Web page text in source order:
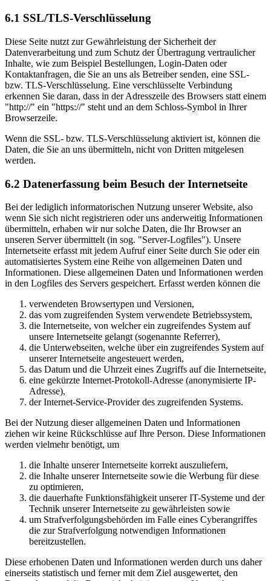
6.1 SSL/TLS-Verschlüsselung
Diese Seite nutzt zur Gewährleistung der Sicherheit der
Datenverarbeitung und zum Schutz der Übertragung vertraulicher
Inhalte, wie zum Beispiel Bestellungen, Login-Daten oder
Kontaktanfragen, die Sie an uns als Betreiber senden, eine SSL-
bzw. TLS-Verschlüsselung. Eine verschlüsselte Verbindung
erkennen Sie daran, dass in der Adresszeile des Browsers statt einem
"http://" ein "https://" steht und an dem Schloss-Symbol in Ihrer
Browserzeile.
Wenn die SSL- bzw. TLS-Verschlüsselung aktiviert ist, können die
Daten, die Sie an uns übermitteln, nicht von Dritten mitgelesen
werden.
6.2 Datenerfassung beim Besuch der Internetseite
Bei der lediglich informatorischen Nutzung unserer Website, also
wenn Sie sich nicht registrieren oder uns anderweitig Informationen
übermitteln, erhaben wir nur solche Daten, die Ihr Browser an
unseren Server übermittelt (in sog. "Server-Logfiles"). Unsere
Internetseite erfasst mit jedem Aufruf einer Seite durch Sie oder ein
automatisiertes System eine Reihe von allgemeinen Daten und
Informationen. Diese allgemeinen Daten und Informationen werden
in den Logfiles des Servers gespeichert. Erfasst werden können die
verwendeten Browsertypen und Versionen,
das vom zugreifenden System verwendete Betriebssystem,
die Internetseite, von welcher ein zugreifendes System auf
unsere Internetseite gelangt (sogenannte Referrer),
die Unterwebseiten, welche über ein zugreifendes System auf
unserer Internetseite angesteuert werden,
das Datum und die Uhrzeit eines Zugriffs auf die Internetseite,
eine gekürzte Internet-Protokoll-Adresse (anonymisierte IP-
Adresse),
der Internet-Service-Provider des zugreifenden Systems.
Bei der Nutzung dieser allgemeinen Daten und Informationen
ziehen wir keine Rückschlüsse auf Ihre Person. Diese Informationen
werden vielmehr benötigt, um
die Inhalte unserer Internetseite korrekt auszuliefern,
die Inhalte unserer Internetseite sowie die Werbung für diese
zu optimieren,
die dauerhafte Funktionsfähigkeit unserer IT-Systeme und der
Technik unserer Internetseite zu gewährleisten sowie
um Strafverfolgungsbehörden im Falle eines Cyberangriffes
die zur Strafverfolgung notwendigen Informationen
bereitzustellen.
Diese erhobenen Daten und Informationen werden durch uns daher
einerseits statistisch und ferner mit dem Ziel ausgewertet, den